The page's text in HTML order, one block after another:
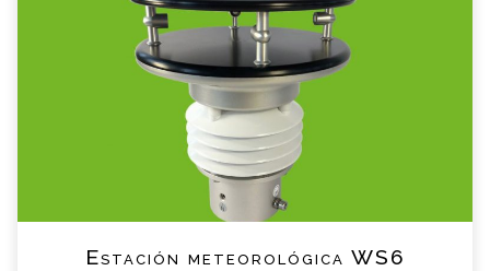
Estación meteorológica WS6
Por favor completa el formulario, un miembro
de nuestro equipo contactara contigo en
breve
Teléfono
*